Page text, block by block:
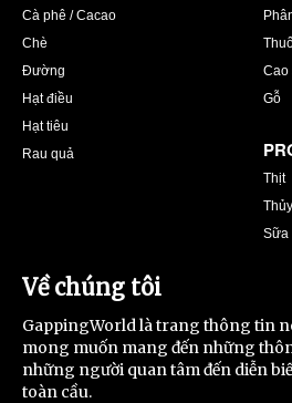
Cà phê / Cacao
Chè
Đường
Hạt điều
Hạt tiêu
Rau quả
Cao
Gỗ
Thịt
Sữa
Về chúng tôi
GappingWorld là trang thông tin
mong muốn mang đến những
những người quan tâm đến diễn
toàn cầu.